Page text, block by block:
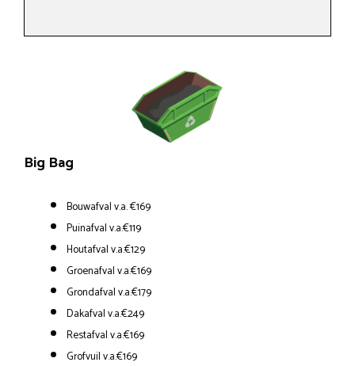
Big Bag
Bouwafval v.a. €169
Puinafval v.a.€119
Houtafval v.a.€129
Groenafval v.a.€169
Grondafval v.a.€179
Dakafval v.a.€249
Restafval v.a.€169
Grofvuil v.a.€169